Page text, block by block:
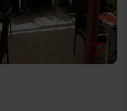
favorite_border